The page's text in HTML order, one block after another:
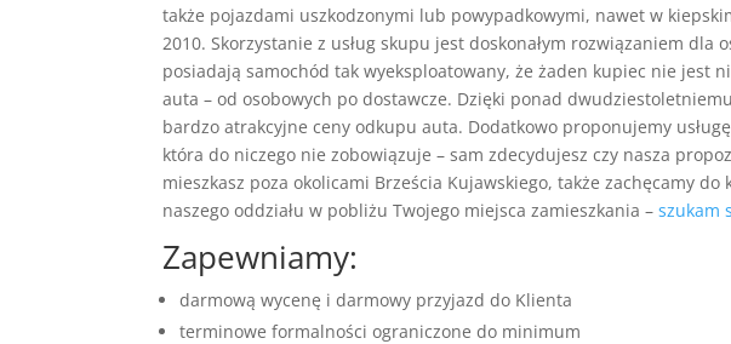
także pojazdami uszkodzonymi lub powypadkowymi, nawet w
2010. Skorzystanie z usług skupu jest doskonałym rozwiązaniem dla
posiadają samochód tak wyeksploatowany, że żaden kupiec nie jest
auta – od osobowych po dostawcze. Dzięki ponad
bardzo atrakcyjne ceny odkupu auta. Dodatkowo proponujemy
która do niczego nie zobowiązuje – sam zdecydujesz czy nasza
mieszkasz poza okolicami Brześcia Kujawskiego, także zachęcamy
naszego oddziału w pobliżu Twojego miejsca zamieszkania –szukam
Zapewniamy:
darmową wycenę i darmowy przyjazd do Klienta
terminowe formalności ograniczone do minimum